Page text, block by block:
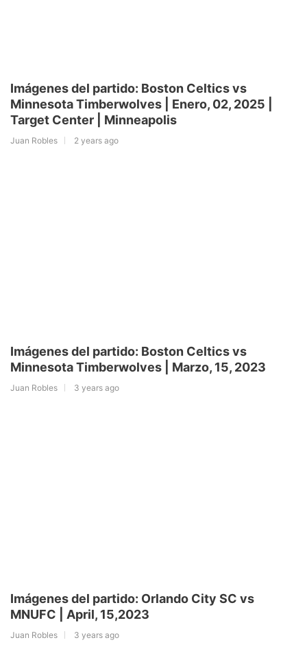
Imágenes del partido: Boston Celtics vs
Minnesota Timberwolves | Enero, 02, 2025 |
Target Center | Minneapolis
Juan Robles 2 years ago
Imágenes del partido: Boston Celtics vs
Minnesota Timberwolves | Marzo, 15, 2023
Juan Robles 3 years ago
Imágenes del partido: Orlando City SC vs
MNUFC | April, 15,2023
Juan Robles 3 years ago